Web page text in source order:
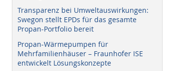
Transparenz bei Umweltauswirkungen:
Swegon stellt EPDs für das gesamte
Propan-Portfolio bereit
Propan-Wärmepumpen für
Mehrfamilienhäuser – Fraunhofer ISE
entwickelt Lösungskonzepte